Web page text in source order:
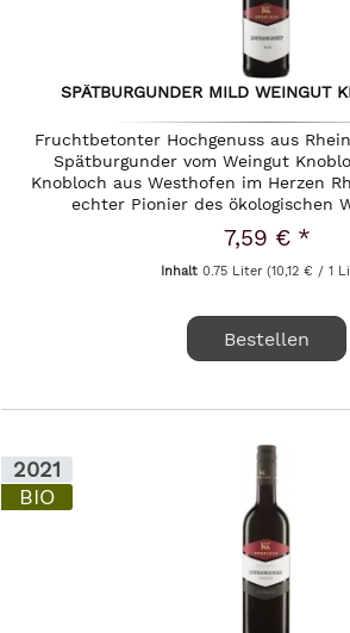
SPÄTBURGUNDER MILD WEINGUT
Fruchtbetonter Hochgenuss aus
Spätburgunder vom Weingut
Knobloch aus Westhofen im Herzen
echter Pionier des ökologischen
Generationen verschreibt
7,59 € *
Inhalt0.75 Liter(10,12 € / 1
Bestellen
2021
BIO